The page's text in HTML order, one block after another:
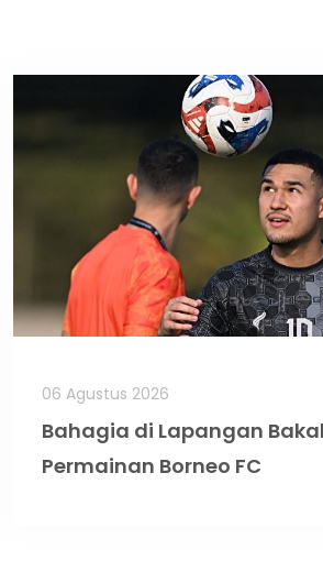
06 Agustus 2026
Bahagia di Lapangan
Permainan Borneo FC